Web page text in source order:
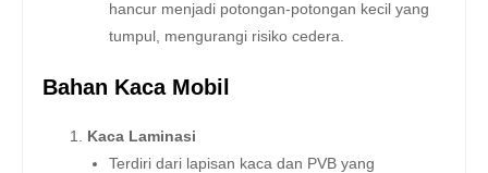
hancur menjadi potongan-potongan kecil yang
tumpul, mengurangi risiko cedera.
Bahan Kaca Mobil
Kaca Laminasi
Terdiri dari lapisan kaca dan PVB yang